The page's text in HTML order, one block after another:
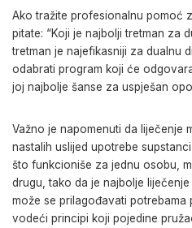
Ako tražite profesionalnu pomoć
pitate: “Koji je najbolji tretman za
tretman je najefikasniji za dualnu
odabrati program koji će
joj najbolje šanse za uspješan
Važno je napomenuti da liječenje
nastalih uslijed upotrebe
što funkcioniše za jednu osobu,
drugu, tako da je najbolje
može se prilagođavati potrebama
vodeći principi koji pojedine